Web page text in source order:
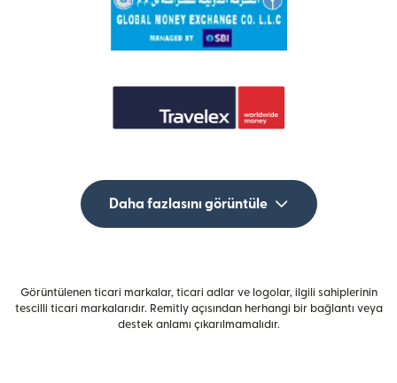
Daha fazlasını görüntüle
Görüntülenen ticari markalar, ticari adlar ve logolar, ilgili sahiplerinin
tescilli ticari markalarıdır. Remitly açısından herhangi bir bağlantı veya
destek anlamı çıkarılmamalıdır.